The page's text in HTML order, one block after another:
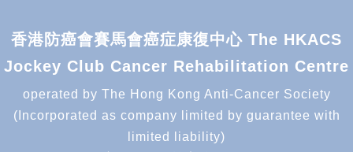
香港防癌會賽馬會癌症康復中心 The HKACS
Jockey Club Cancer Rehabilitation Centre
operated by The Hong Kong Anti-Cancer Society
(Incorporated as company limited by guarantee with
limited liability)